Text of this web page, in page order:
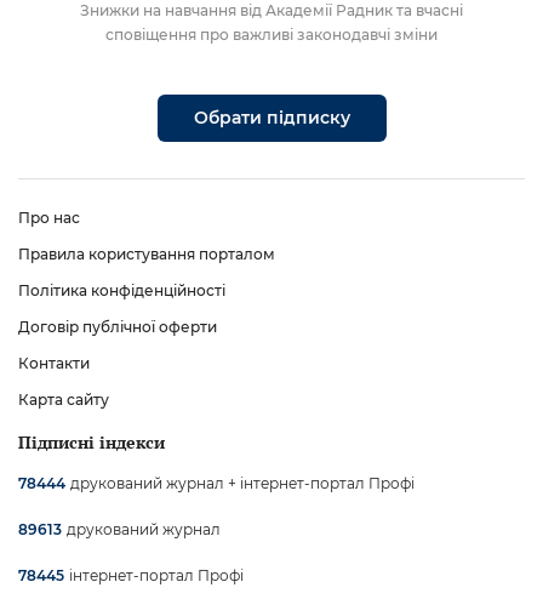
Знижки на навчання від Академії Радник та вчасні
сповіщення про важливі законодавчі зміни
Обрати підписку
Про нас
Правила користування порталом
Політика конфіденційності
Договір публічної оферти
Контакти
Карта сайту
Підписні індекси
78444 друкований журнал + інтернет-портал Профі
89613 друкований журнал
78445 інтернет-портал Профі